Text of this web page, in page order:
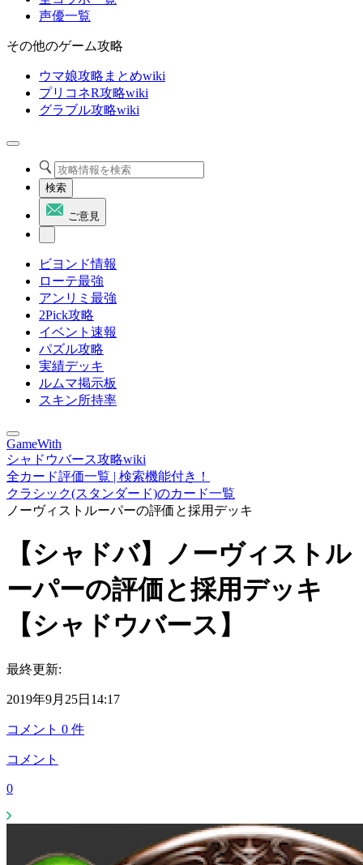
声優一覧
その他のゲーム攻略
ウマ娘攻略まとめwiki
プリコネR攻略wiki
グラブル攻略wiki
検索
ご意見
ビヨンド情報
ローテ最強
アンリミ最強
2Pick攻略
イベント速報
パズル攻略
実績デッキ
ルムマ掲示板
スキン所持率
GameWith
シャドウバース攻略wiki
全カード評価一覧 | 検索機能付き！
クラシック(スタンダード)のカード一覧
ノーヴィストルーパーの評価と採用デッキ
【シャドバ】ノーヴィストル
ーパーの評価と採用デッキ
【シャドウバース】
最終更新:
2019年9月25日14:17
コメント 0 件
コメント
0